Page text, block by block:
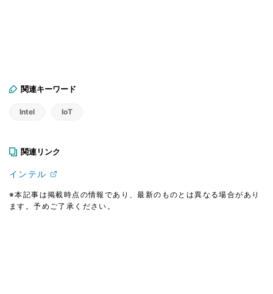
関連キーワード
Intel IoT
関連リンク
インテル
※本記事は掲載時点の情報であり、最新のものとは異なる場合があり
ます。予めご了承ください。